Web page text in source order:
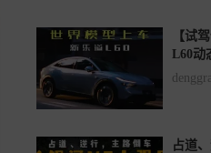
【试
L60动
占道